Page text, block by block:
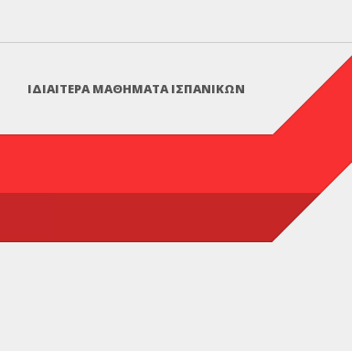
ΙΔΙΑΙΤΕΡΑ ΜΑΘΗΜΑΤΑ ΙΣΠΑΝΙΚΩΝ